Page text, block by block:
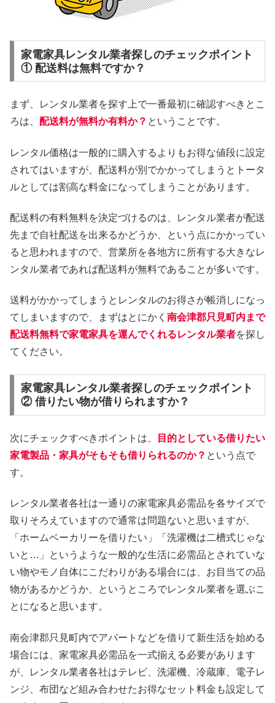
家電家具レンタル業者探しのチェックポイント
① 配送料は無料ですか？
まず、レンタル業者を探す上で一番最初に確認すべきとこ
ろは、 配送料が無料か有料か？ ということです。
レンタル価格は一般的に購入するよりもお得な値段に設定
されてはいますが、配送料が別でかかってしまうとトータ
ルとしては割高な料金になってしまうことがあります。
配送料の有料無料を決定づけるのは、レンタル業者が配送
先まで自社配送を出来るかどうか、という点にかかってい
ると思われますので、営業所を各地方に所有する大きなレ
ンタル業者であれば配送料が無料であることが多いです。
送料がかかってしまうとレンタルのお得さが帳消しになっ
てしまいますので、まずはとにかく 南会津郡只見町内まで
配送料無料で家電家具を運んでくれるレンタル業者を探し
てください。
家電家具レンタル業者探しのチェックポイント
② 借りたい物が借りられますか？
次にチェックすべきポイントは、
目的としている借りたい
家電製品・家具がそもそも借りられるのか？ という点で
す。
レンタル業者各社は一通りの家電家具必需品を各サイズで
取りそろえていますので通常は問題ないと思いますが、
「ホームベーカリーを借りたい」「洗濯機は二槽式じゃな
いと…」というような一般的な生活に必需品とされていな
い物やモノ自体にこだわりがある場合には、お目当ての品
物があるかどうか、というところでレンタル業者を選ぶこ
とになると思います。
南会津郡只見町内でアパートなどを借りて新生活を始める
場合には、家電家具必需品を一式揃える必要があります
が、レンタル業者各社はテレビ、洗濯機、冷蔵庫、電子レ
ンジ、布団など組み合わせたお得なセット料金も設定して